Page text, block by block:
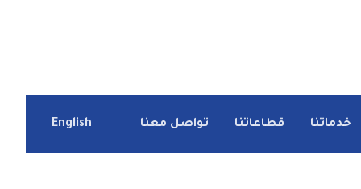
خدماتنا قطاعاتنا تواصل معنا English